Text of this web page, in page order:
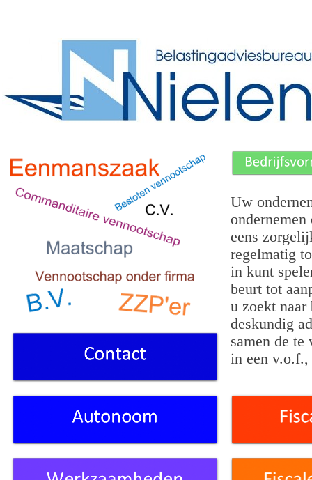
Uw
eens
regelmatig
in kunt
beurt tot
u zoekt
deskundig
samen de
in een v.o.f.,